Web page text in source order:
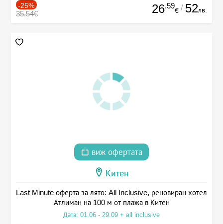
-25%
35.54€ 26.59
€ / 52лв.
виж офертата
Китен
Last Minute оферта за лято: All Inclusive, реновиран хотел
Атлиман на 100 м от плажа в Китен
Дата: 01.06 - 29.09 + all inclusive